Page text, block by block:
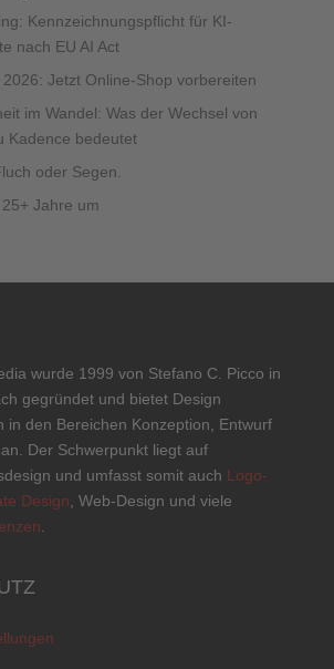
Kennzeichnungspflicht für KI-
nach EU AI Act
Jetzt Online-Shop vorbereiten
im Wandel: Was der Wechsel von
Kadence bedeutet
oder Segen.
Jahre um
wurde 1999 von Stefano C. Picco in
gegründet und bietet Design
in den Bereichen Konzeption, Entwurf
Der Schwerpunkt liegt auf
und umfasst somit auch Logo-
Design , Web-Design und viele